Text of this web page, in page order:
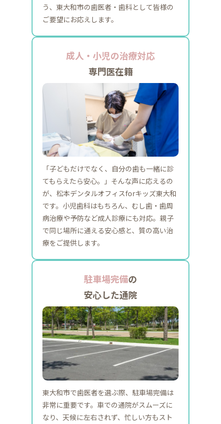
う、東大和市の歯医者・歯科として皆様の
ご要望にお応えします。
成人・小児の治療対応
専門医在籍
「子どもだけでなく、自分の歯も一緒に診
てもらえたら安心。」そんな声に応えるの
が、松本デンタルオフィスforキッズ東大和
です。小児歯科はもちろん、むし歯・歯周
病治療や予防など成人診療にも対応。親子
で同じ場所に通える安心感と、質の高い治
療をご提供します。
駐車場完備の
安心した通院
東大和市で歯医者を選ぶ際、駐車場完備は
非常に重要です。車での通院がスムーズに
なり、天候に左右されず、忙しい方もスト